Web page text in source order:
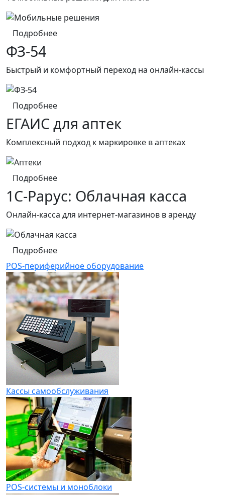
Подробнее
ФЗ-54
Быстрый и комфортный переход на онлайн-кассы
Подробнее
ЕГАИС для аптек
Комплексный подход к маркировке в аптеках
Подробнее
1С-Рарус: Облачная касса
Онлайн-касса для интернет-магазинов в аренду
Подробнее
POS-периферийное оборудование
Кассы самообслуживания
POS-системы и моноблоки